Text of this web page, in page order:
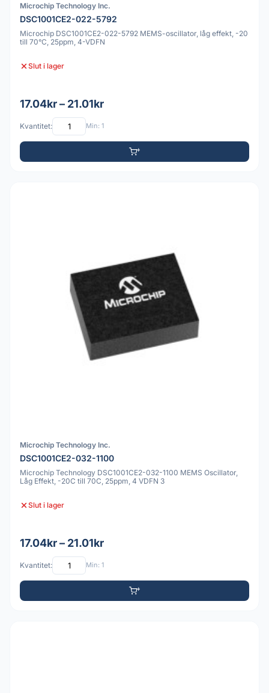
Microchip Technology Inc.
DSC1001CE2-022-5792
Microchip DSC1001CE2-022-5792 MEMS-oscillator, låg effekt, -20
till 70°C, 25ppm, 4-VDFN
Slut i lager
17.04kr – 21.01kr
Kvantitet: Min: 1
Microchip Technology Inc.
DSC1001CE2-032-1100
Microchip Technology DSC1001CE2-032-1100 MEMS Oscillator,
Låg Effekt, -20C till 70C, 25ppm, 4 VDFN 3
Slut i lager
17.04kr – 21.01kr
Kvantitet: Min: 1